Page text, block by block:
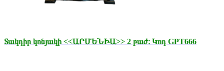
Տակդիր կոնյակի <<ԱՐՄԵՆԻԱ>> 2 բաժ։ Կոդ GPT666